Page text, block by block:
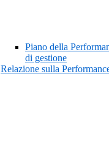
Piano della
di gestione
Relazione sulla